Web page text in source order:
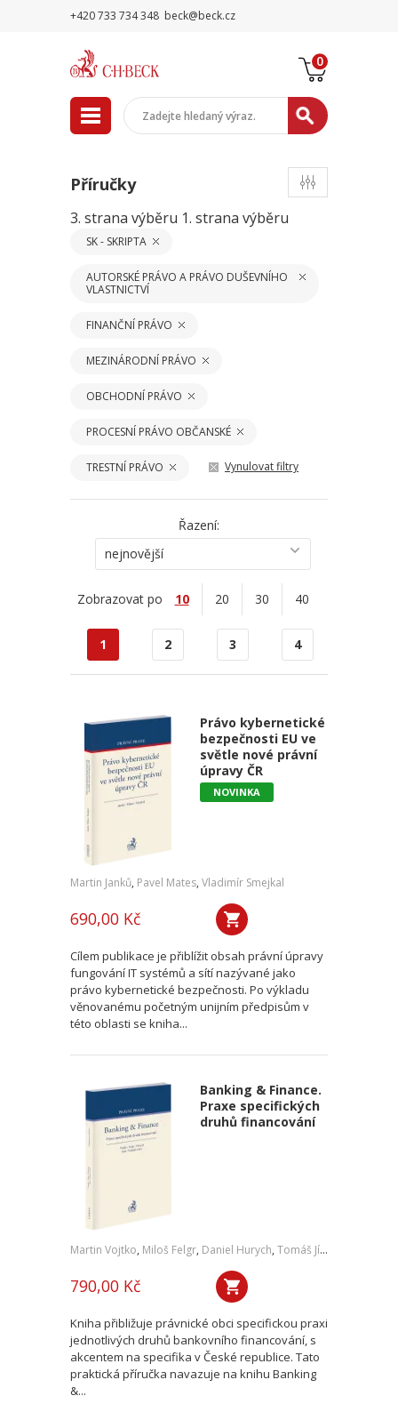
+420 733 734 348 beck@beck.cz
0
Příručky
3. strana výběru 1. strana výběru
SK - SKRIPTA
AUTORSKÉ PRÁVO A PRÁVO DUŠEVNÍHO
VLASTNICTVÍ
FINANČNÍ PRÁVO
MEZINÁRODNÍ PRÁVO
OBCHODNÍ PRÁVO
PROCESNÍ PRÁVO OBČANSKÉ
TRESTNÍ PRÁVO Vynulovat filtry
Řazení:
nejnovější
Zobrazovat po 10 20 30 40
1 2 3 4
Právo kybernetické
bezpečnosti EU ve
světle nové právní
úpravy ČR
NOVINKA
Martin Janků, Pavel Mates, Vladimír Smejkal
690,00 Kč
Cílem publikace je přiblížit obsah právní úpravy
fungování IT systémů a sítí nazývané jako
právo kybernetické bezpečnosti. Po výkladu
věnovanému početným unijním předpisům v
této oblasti se kniha...
Banking & Finance.
Praxe specifických
druhů financování
Martin Vojtko, Miloš Felgr, Daniel Hurych, Tomáš Jíně
790,00 Kč
Kniha přibližuje právnické obci specifickou praxi
jednotlivých druhů bankovního financování, s
akcentem na specifika v České republice. Tato
praktická příručka navazuje na knihu Banking
&...